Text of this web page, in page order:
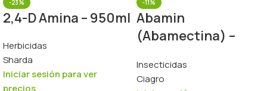
-23%
2,4-D Amina – 950ml
Herbicidas
Sharda
Iniciar sesión para ver
precios
-11%
Abamin
(Abamectina) –
Insecticidas
Ciagro